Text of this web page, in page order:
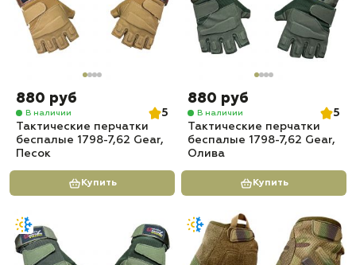
880 руб
В наличии
5
Тактические перчатки
беспалые 1798-7,62 Gear,
Песок
Купить
880 руб
В наличии
5
Тактические перчатки
беспалые 1798-7,62 Gear,
Олива
Купить